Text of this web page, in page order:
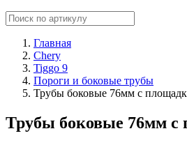
Главная
Chery
Tiggo 9
Пороги и боковые трубы
Трубы боковые 76мм с
Трубы боковые 76мм с